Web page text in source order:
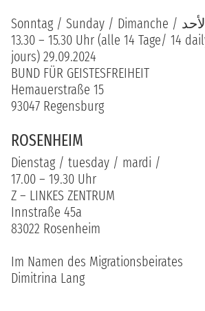
13.30 – 15.30 Uhr (alle 14 Tage/ 14
jours) 29.09.2024
BUND FÜR GEISTESFREIHEIT
Hemauerstraße 15
93047 Regensburg
ROSENHEIM
Dienstag / tuesday / mardi /
17.00 – 19.30 Uhr
Z – LINKES ZENTRUM
Innstraße 45a
83022 Rosenheim
Im Namen des Migrationsbeirates
Dimitrina Lang